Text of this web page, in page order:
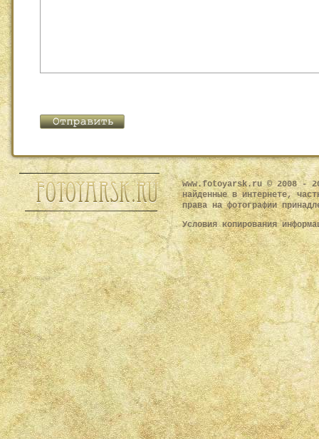
www.fotoyarsk.ru © 2008 -
найденные в интернете,
права на фотографии
Условия копирования